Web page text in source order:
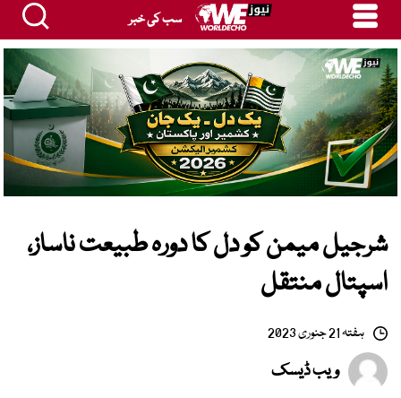
سب کی خبر
شرجیل میمن کو دل کا دورہ طبیعت ناساز،
اسپتال منتقل
ہفتہ 21 جنوری 2023
ویب ڈیسک